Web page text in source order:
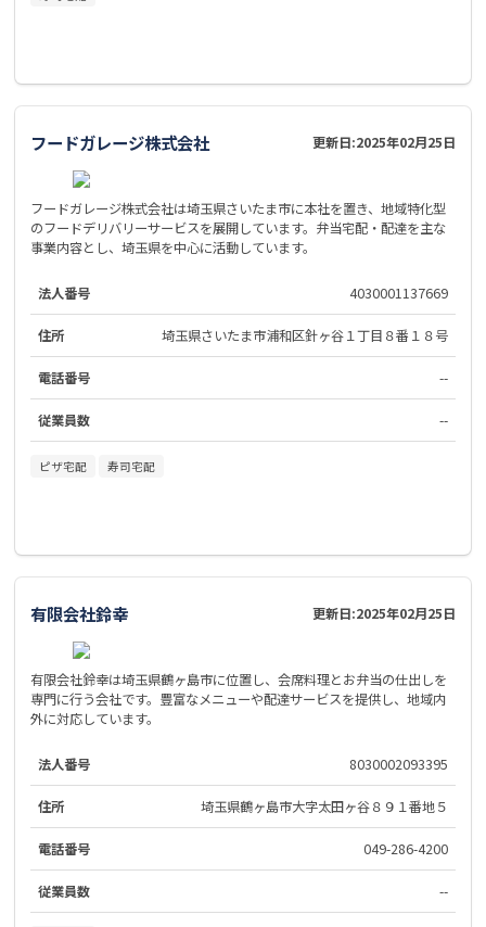
フードガレージ株式会社 更新日:2025年02月25日
フードガレージ株式会社は埼玉県さいたま市に本社を置き、地域特化型
のフードデリバリーサービスを展開しています。弁当宅配・配達を主な
事業内容とし、埼玉県を中心に活動しています。
法人番号 4030001137669
住所 埼玉県さいたま市浦和区針ヶ谷１丁目８番１８号
電話番号 --
従業員数 --
ピザ宅配 寿司宅配
有限会社鈴幸 更新日:2025年02月25日
有限会社鈴幸は埼玉県鶴ヶ島市に位置し、会席料理とお弁当の仕出しを
専門に行う会社です。豊富なメニューや配達サービスを提供し、地域内
外に対応しています。
法人番号 8030002093395
住所 埼玉県鶴ヶ島市大字太田ヶ谷８９１番地５
電話番号 049-286-4200
従業員数 --